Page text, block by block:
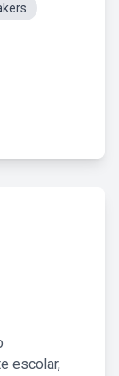
escolar,